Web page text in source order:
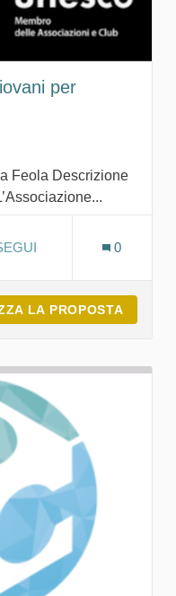
per
Feola Descrizione
SOSTENITORI 0
LA PROPOSTA